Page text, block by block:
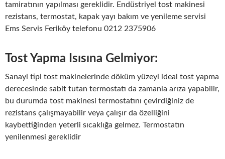
tamiratının yapılması gereklidir. Endüstriyel tost makinesi
rezistans, termostat, kapak yayı bakım ve yenileme servisi
Ems Servis Feriköy telefonu 0212 2375906
Tost Yapma Isısına Gelmiyor:
Sanayi tipi tost makinelerinde döküm yüzeyi ideal tost yapma
derecesinde sabit tutan termostatı da zamanla arıza yapabilir,
bu durumda tost makinesi termostatını çevirdiğiniz de
rezistans çalışmayabilir veya çalışır da özelliğini
kaybettiğinden yeterli sıcaklığa gelmez. Termostatın
yenilenmesi gereklidir